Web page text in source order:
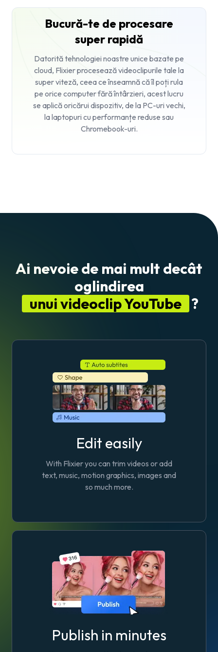
Bucură-te de procesare
super rapidă
Datorită tehnologiei noastre unice bazate pe
cloud, Flixier procesează videoclipurile tale la
super viteză, ceea ce înseamnă că îl poți rula
pe orice computer fără întârzieri, acest lucru
se aplică oricărui dispozitiv, de la PC-uri vechi,
la laptopuri cu performanțe reduse sau
Chromebook-uri.
Ai nevoie de mai mult decât
oglindirea
unui videoclip YouTube ?
Edit easily
With Flixier you can trim videos or add
text, music, motion graphics, images and
so much more.
Publish in minutes